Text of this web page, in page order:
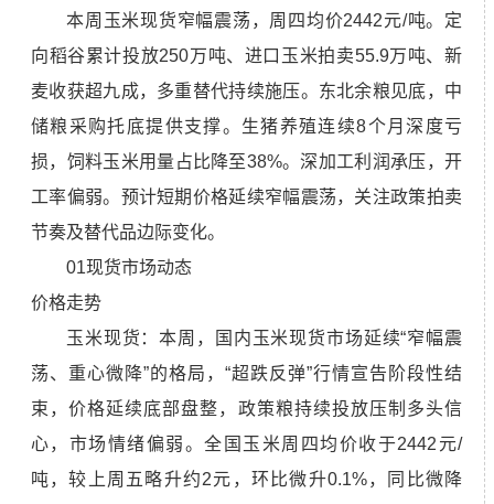
本周玉米现货窄幅震荡，周四均价2442元/吨。定
向稻谷累计投放250万吨、进口玉米拍卖55.9万吨、新
麦收获超九成，多重替代持续施压。东北余粮见底，中
储粮采购托底提供支撑。生猪养殖连续8个月深度亏
损，饲料玉米用量占比降至38%。深加工利润承压，开
工率偏弱。预计短期价格延续窄幅震荡，关注政策拍卖
节奏及替代品边际变化。
01现货市场动态
价格走势
玉米现货：本周，国内玉米现货市场延续“窄幅震
荡、重心微降”的格局，“超跌反弹”行情宣告阶段性结
束，价格延续底部盘整，政策粮持续投放压制多头信
心，市场情绪偏弱。全国玉米周四均价收于2442元/
吨，较上周五略升约2元，环比微升0.1%，同比微降